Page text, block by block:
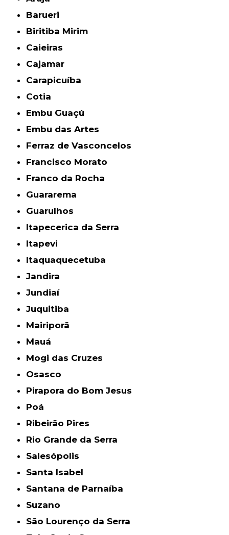
Barueri
Biritiba Mirim
Caieiras
Cajamar
Carapicuíba
Cotia
Embu Guaçú
Embu das Artes
Ferraz de Vasconcelos
Francisco Morato
Franco da Rocha
Guararema
Guarulhos
Itapecerica da Serra
Itapevi
Itaquaquecetuba
Jandira
Jundiaí
Juquitiba
Mairiporã
Mauá
Mogi das Cruzes
Osasco
Pirapora do Bom Jesus
Poá
Ribeirão Pires
Rio Grande da Serra
Salesópolis
Santa Isabel
Santana de Parnaíba
Suzano
São Lourenço da Serra